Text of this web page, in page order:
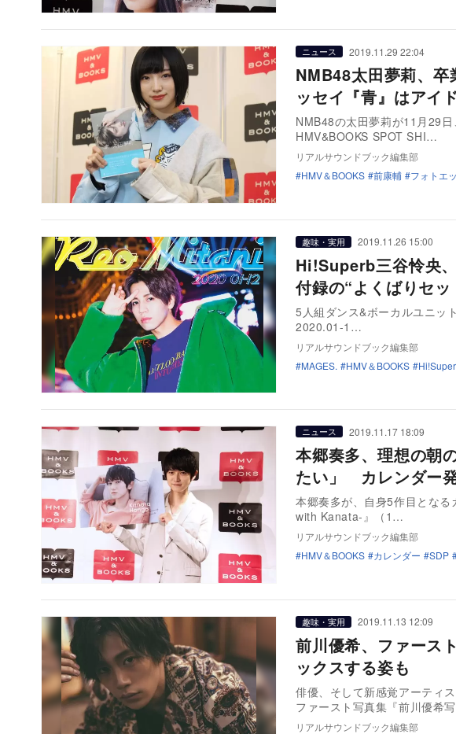
ニュース 2019.11.29 22:04
NMB48太田夢莉、
ッセイ『青』はアイ
NMB48の太田夢莉が11月29日
HMV&BOOKS SPOT SHI…
リアルサウンドブック編集部
HMV＆BOOKS
前康輔 フォトエ
趣味・実用 2019.11.26 15:00
Hi!Superb三谷怜央
付録の“よくばりセッ
5人組ダンス&ボーカルユニッ
2020.01-1…
リアルサウンドブック編集部
MAGES.
HMV＆BOOKS
ニュース 2019.11.17 18:09
本郷奏多、理想の朝
たい」 カレンダー
本郷奏多が、自身5作目とな
with Kanata-』（1…
リアルサウンドブック編集部
HMV＆BOOKS
カレンダー SDP
趣味・実用 2019.11.13 12:09
前川優希、ファース
ックスする姿も
俳優、そして新感覚アーティ
ファースト写真集『前川優希
リアルサウンドブック編集部